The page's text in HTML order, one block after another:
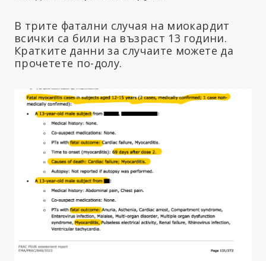
В трите фатални случая на миокардит
всички са били на възраст 13 години.
Кратките данни за случаите можете да
прочетете по-долу.